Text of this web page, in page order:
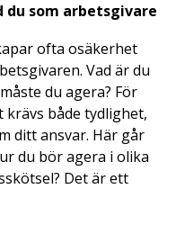
du som arbetsgivare
ofta osäkerhet
Vad är du
du agera? För
både tydlighet,
ditt ansvar. Här går
du bör agera i olika
Det är ett